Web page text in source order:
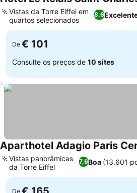
8,6
Vistas da Torre Eiffel em
quartos selecionados
De € 101
Consulte os preços de 10 sites
Aparthotel Adagio Paris
7,6Boa (13.601
Vistas panorâmicas
da Torre Eiffel
De